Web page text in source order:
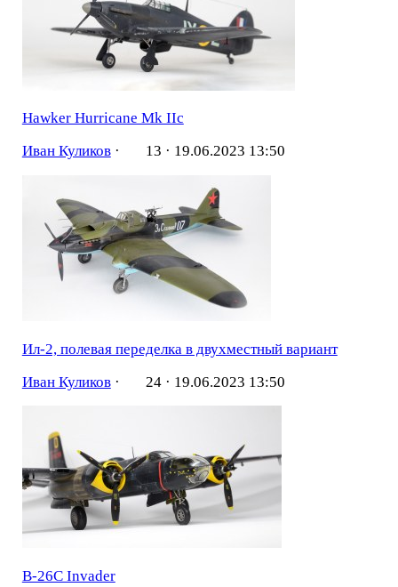
Hawker Hurricane Mk IIc
Иван Куликов· 13 · 19.06.2023 13:50
Ил-2, полевая переделка в двухместный вариант
Иван Куликов· 24 · 19.06.2023 13:50
B-26C Invader